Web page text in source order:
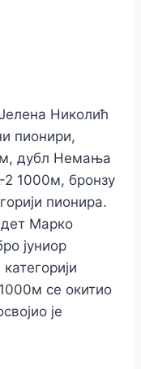
Николић
пионири,
дубл Немања
1000м, бронзу
пионира.
Марко
јуниор
се окитио
је